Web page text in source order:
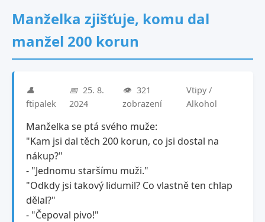
Manželka zjišťuje, komu dal
manžel 200 korun
👤
ftipalek
📅 25. 8.
2024
👁️ 321
zobrazení
Vtipy /
Alkohol
Manželka se ptá svého muže:
"Kam jsi dal těch 200 korun, co jsi dostal na
nákup?"
- "Jednomu staršímu muži."
"Odkdy jsi takový lidumil? Co vlastně ten chlap
dělal?"
- "Čepoval pivo!"